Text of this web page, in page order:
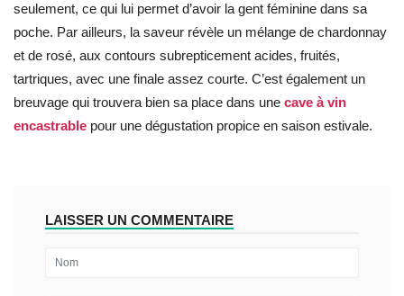
seulement, ce qui lui permet d’avoir la gent féminine dans sa
poche. Par ailleurs, la saveur révèle un mélange de chardonnay
et de rosé, aux contours subrepticement acides, fruités,
tartriques, avec une finale assez courte. C’est également un
breuvage qui trouvera bien sa place dans une cave à vin
encastrable pour une dégustation propice en saison estivale.
LAISSER UN COMMENTAIRE